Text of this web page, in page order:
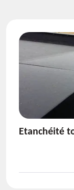
Réparation